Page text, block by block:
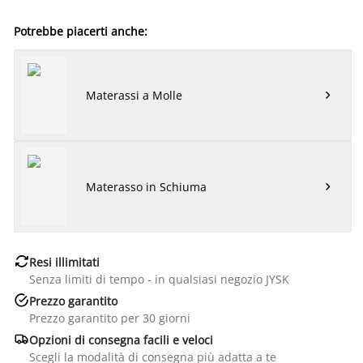
Potrebbe piacerti anche:
Materassi a Molle 
Materasso in Schiuma 
Resi illimitati
Senza limiti di tempo - in qualsiasi negozio JYSK
Prezzo garantito
Prezzo garantito per 30 giorni
Opzioni di consegna facili e veloci
Scegli la modalità di consegna più adatta a te